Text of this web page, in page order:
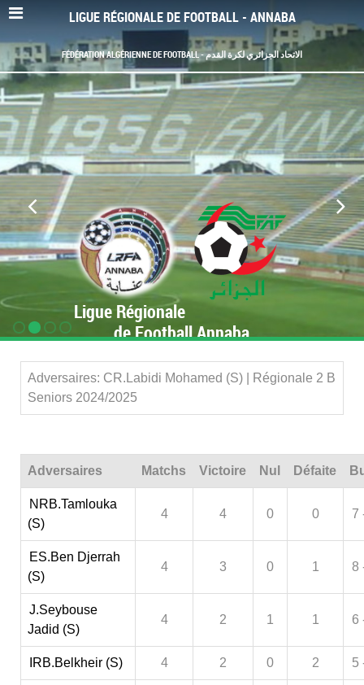
LIGUE RÉGIONALE DE FOOTBALL - ANNABA
FÉDÉRATION ALGÉRIENNE DE FOOTBALL - الاتحاد الجزائري لكرة القدم
Ligue Régionale
de Football Annaba
Adversaires: CR.Labidi Mohamed (S) | Régionale 2 B
Seniors 2024/2025
Adversaires Matchs Victoire Nul Défaite
NRB.Tamlouka
(S)
4 4 0 0 7
ES.Ben Djerrah
(S)
4 3 0 1 8
J.Seybouse
Jadid (S)
4 2 1 1 6
IRB.Belkheir (S) 4 2 0 2 5